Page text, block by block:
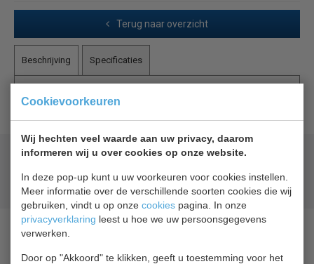
Cookievoorkeuren
Wij hechten veel waarde aan uw privacy, daarom
informeren wij u over cookies op onze website.
In deze pop-up kunt u uw voorkeuren voor cookies instellen.
Meer informatie over de verschillende soorten cookies die wij
gebruiken, vindt u op onze cookies pagina. In onze
privacyverklaring leest u hoe we uw persoonsgegevens
verwerken.
Door op "Akkoord" te klikken, geeft u toestemming voor het
Terug naar overzicht
Beschrijving Specificaties
Combisteel rooster voor 7450.0130
Geld terugprijsgarantie
Lage prijzen hoge service
Gratis verzendingvanaf € 200,00